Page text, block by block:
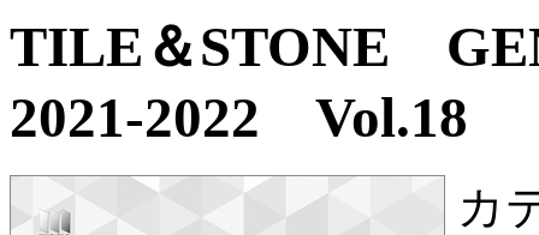
TILE＆STONE
2021-2022 Vol.18
カ